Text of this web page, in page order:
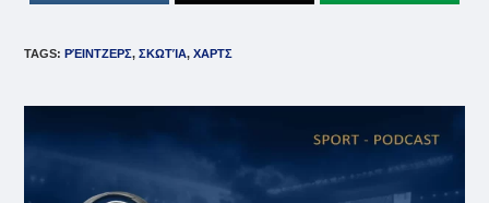
TAGS: ΡΈΙΝΤΖΕΡΣ, ΣΚΩΤΊΑ, ΧΑΡΤΣ